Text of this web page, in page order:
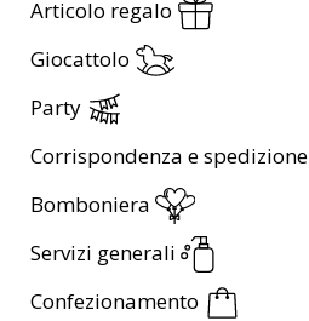
Articolo regalo
Giocattolo
Party
Corrispondenza e spedizione
Bomboniera
Servizi generali
Confezionamento